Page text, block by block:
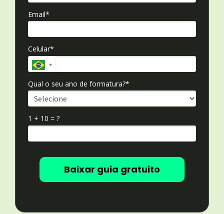
Email*
Celular*
Qual o seu ano de formatura?*
1 + 10 = ?
Baixar guia gratuito